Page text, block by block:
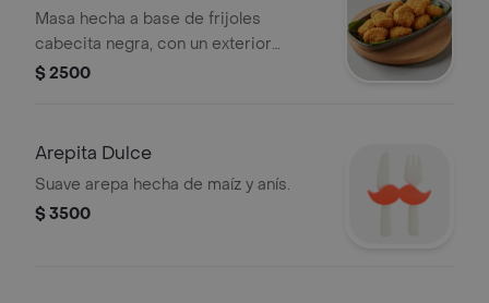
Masa hecha a base de frijoles
cabecita negra, con un exterior
crujiente y un interior suave.
$ 2500
Arepita Dulce
Suave arepa hecha de maíz y anís.
$ 3500